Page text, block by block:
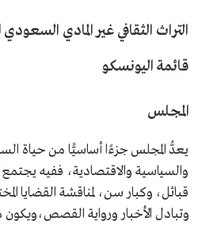
التراث الثقافي غير المادي
قائمة اليونسكو
المجلس
يعدُّ المجلس جزءًا أساسيًّا من حياة
والسياسية والاقتصادية، ففيه
قبائل، وكبار سن، لمناقشة القضايا
وتبادل الأخبار ورواية القصص،ويكون